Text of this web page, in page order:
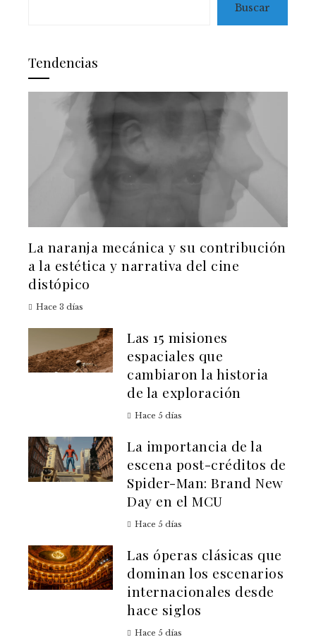
Buscar
Tendencias
La naranja mecánica y su contribución
a la estética y narrativa del cine
distópico
Hace 3 días
Las 15 misiones
espaciales que
cambiaron la historia
de la exploración
Hace 5 días
La importancia de la
escena post-créditos de
Spider-Man: Brand New
Day en el MCU
Hace 5 días
Las óperas clásicas que
dominan los escenarios
internacionales desde
hace siglos
Hace 5 días